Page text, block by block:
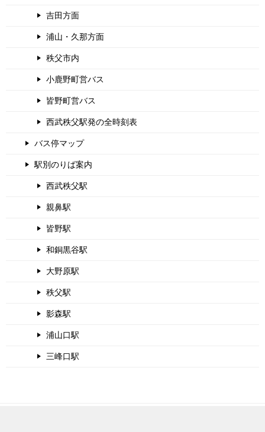
吉田方面
浦山・久那方面
秩父市内
小鹿野町営バス
皆野町営バス
西武秩父駅発の全時刻表
バス停マップ
駅別のりば案内
西武秩父駅
親鼻駅
皆野駅
和銅黒谷駅
大野原駅
秩父駅
影森駅
浦山口駅
三峰口駅